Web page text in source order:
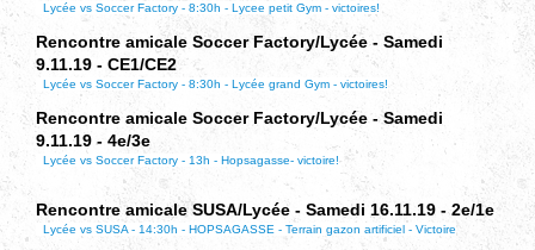
Lycée vs Soccer Factory - 8:30h - Lycee petit Gym - victoires!
Rencontre amicale Soccer Factory/Lycée - Samedi
9.11.19 - CE1/CE2
Lycée vs Soccer Factory - 8:30h - Lycée grand Gym - victoires!
Rencontre amicale Soccer Factory/Lycée - Samedi
9.11.19 - 4e/3e
Lycée vs Soccer Factory - 13h - Hopsagasse- victoire!
Rencontre amicale SUSA/Lycée - Samedi 16.11.19 - 2e/1e
Lycée vs SUSA - 14:30h - HOPSAGASSE - Terrain gazon artificiel - Victoire